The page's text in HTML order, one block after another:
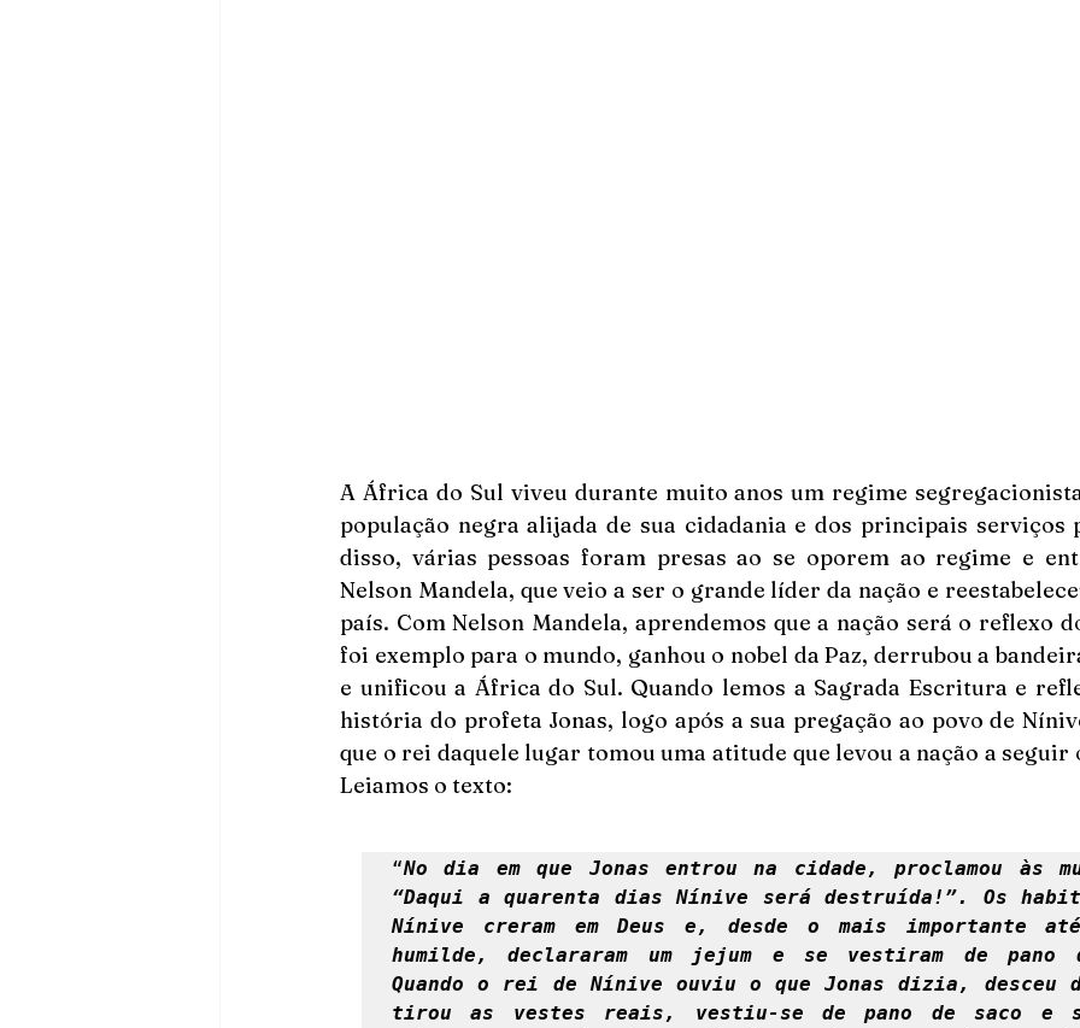
A África do Sul viveu durante muito anos um regime
população negra alijada de sua cidadania e dos principais serviços
disso, várias pessoas foram presas ao se oporem ao regime e
Nelson Mandela, que veio a ser o grande líder da nação e
país. Com Nelson Mandela, aprendemos que a nação será o reflexo
foi exemplo para o mundo, ganhou o nobel da Paz, derrubou a
e unificou a África do Sul. Quando lemos a Sagrada Escritura e
história do profeta Jonas, logo após a sua pregação ao povo de
que o rei daquele lugar tomou uma atitude que levou a nação a seguir
Leiamos o texto:
“No dia em que Jonas entrou na cidade, proclamou às
“Daqui a quarenta dias Nínive será destruída!”. Os
Nínive creram em Deus e, desde o mais importante
humilde, declararam um jejum e se vestiram de pano
Quando o rei de Nínive ouviu o que Jonas dizia, desceu
tirou as vestes reais, vestiu-se de pano de saco e